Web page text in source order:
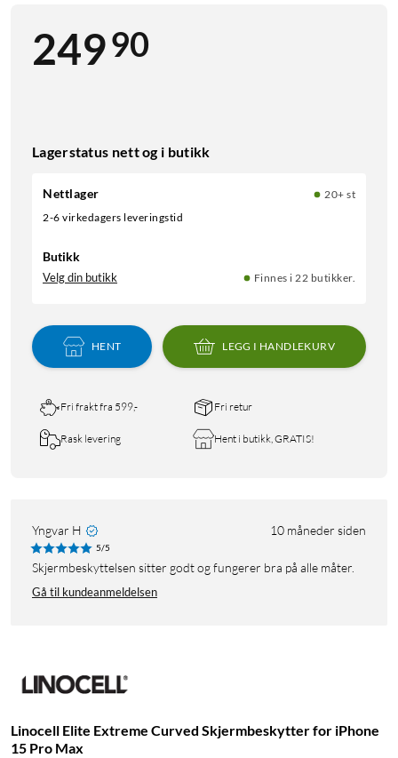
24990
Lagerstatus nett og i butikk
Nettlager
20+ st
2-6 virkedagers leveringstid
Butikk
Velg din butikk Finnes i 22 butikker.
HENT LEGG I HANDLEKURV
Fri frakt fra 599,- Fri retur
Rask levering Hent i butikk, GRATIS!
Yngvar H 10 måneder siden
5/5
Skjermbeskyttelsen sitter godt og fungerer bra på alle måter.
Gå til kundeanmeldelsen
Linocell Elite Extreme Curved Skjermbeskytter for iPhone
15 Pro Max